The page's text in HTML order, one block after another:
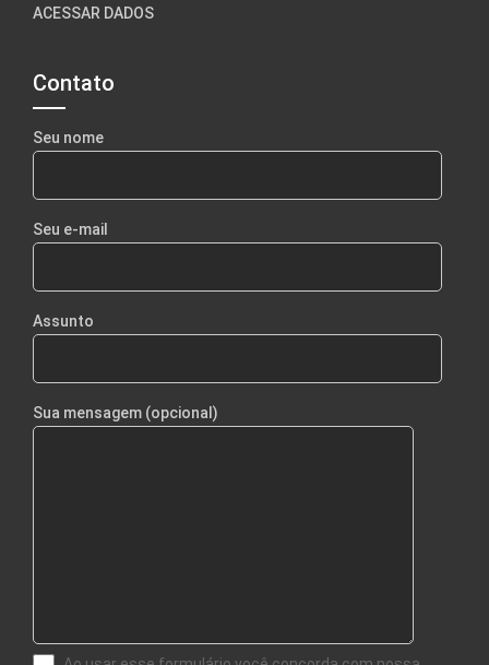
ACESSAR DADOS
Contato
Seu nome
Seu e-mail
Assunto
Sua mensagem (opcional)